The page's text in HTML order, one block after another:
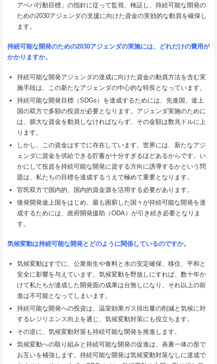
アベバ行動目標」の指針に従って監視、検証し、持続可能な開発の
ための2030アジェンダの支援に向けた資金の実効的な動員を確保し
ます。
持続可能な開発のための2030アジェンダの実施には、どれだけの費用が
かかりますか。
持続可能な開発アジェンダの達成に向けた資金の動員方法を含む実
施手段は、この新たなアジェンダの中心的な特長となっています。
持続可能な開発目標（SDGs）を達成するためには、先進国、途上
国の双方で多額の投資が必要となります。アジェンダ実施のために
は、膨大な資金を動員しなければならず、その金額は数兆ドルに上
ります。
しかし、この資金はすでに存在しています。世界には、新たなアジ
ェンダに資金を供給できる貯蓄が十分すぎるほどあるからです。い
かにして投資を持続可能な開発に資する方向に誘導するかという問
題は、私たちの目標を達成するうえで極めて重要となります。
官民双方で国内的、国内的資金源を活用する必要があります。
後発開発途上国をはじめ、最も困窮した国々が持続可能な開発を達
成するためには、政府開発援助（ODA）が引き続き必要となりま
す。
気候変動は持続可能な開発とどのように関係しているのですか。
気候変動はすでに、公衆衛生や食料と水の安定確保、移住、平和と
安全に影響を与えています。気候変動を野放しにすれば、数十年か
けて私たちが達成した開発面の成果は台無しになり、それ以上の前
進は不可能となってしまいます。
持続可能な開発への投資は、温室効果ガス排出量の削減と気候に対
するレジリエンス向上を通じ、気候変動対策にも役立ちます。
その逆に、気候変動対策も持続可能な開発を推進します。
気候変動への取り組みと持続可能な開発の促進は、表裏一体の形で
お互いを補強します。持続可能な開発は気候変動対策なしに達成で